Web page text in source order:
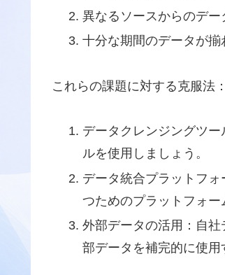
異なるソースからのデー
十分な期間のデータが揃
これらの課題に対する克服法：
データクレンジングツ
ルを使用しましょう。
データ統合プラットフ
つためのプラットフォー
外部データの活用：自
部データを補完的に使用